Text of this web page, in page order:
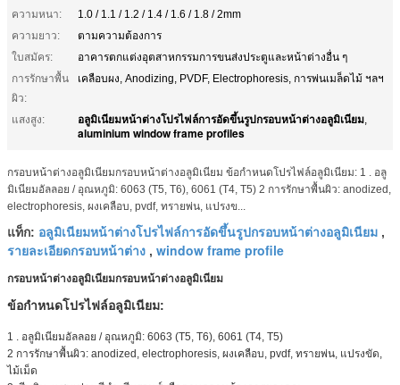
ความหนา:
1.0 / 1.1 / 1.2 / 1.4 / 1.6 / 1.8 / 2mm
ความยาว:
ตามความต้องการ
ใบสมัคร:
อาคารตกแต่งอุตสาหกรรมการขนส่งประตูและหน้าต่างอื่น ๆ
การรักษาพื้น
ผิว:
เคลือบผง, Anodizing, PVDF, Electrophoresis, การพ่นเมล็ดไม้ ฯลฯ
แสงสูง: อลูมิเนียมหน้าต่างโปรไฟล์การอัดขึ้นรูปกรอบหน้าต่างอลูมิเนียม,
aluminium window frame profiles
กรอบหน้าต่างอลูมิเนียมกรอบหน้าต่างอลูมิเนียม ข้อกำหนดโปรไฟล์อลูมิเนียม: 1 . อลู
มิเนียมอัลลอย / อุณหภูมิ: 6063 (T5, T6), 6061 (T4, T5) 2 การรักษาพื้นผิว: anodized,
electrophoresis, ผงเคลือบ, pvdf, ทรายพ่น, แปรงข...
แท็ก: อลูมิเนียมหน้าต่างโปรไฟล์การอัดขึ้นรูปกรอบหน้าต่างอลูมิเนียม ,
รายละเอียดกรอบหน้าต่าง , window frame profile
กรอบหน้าต่างอลูมิเนียมกรอบหน้าต่างอลูมิเนียม
ข้อกำหนดโปรไฟล์อลูมิเนียม:
1 . อลูมิเนียมอัลลอย / อุณหภูมิ: 6063 (T5, T6), 6061 (T4, T5)
2 การรักษาพื้นผิว: anodized, electrophoresis, ผงเคลือบ, pvdf, ทรายพ่น, แปรงขัด,
ไม้เม็ด